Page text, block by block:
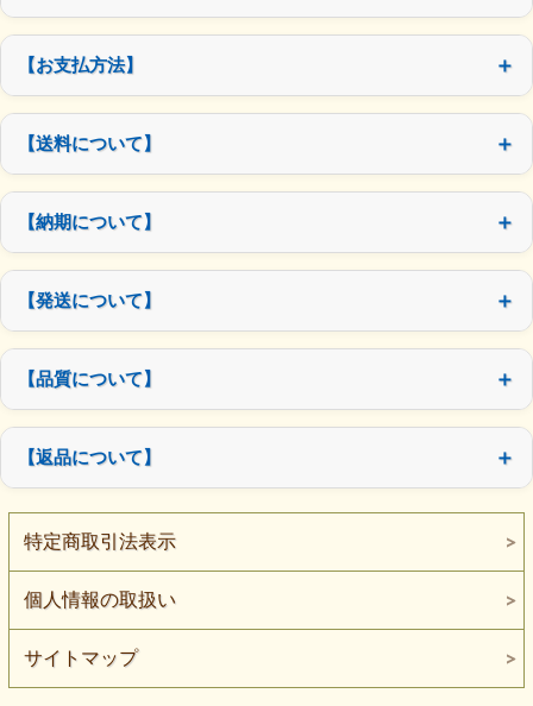
【お支払方法】
【送料について】
【納期について】
【発送について】
【品質について】
【返品について】
特定商取引法表示
個人情報の取扱い
サイトマップ